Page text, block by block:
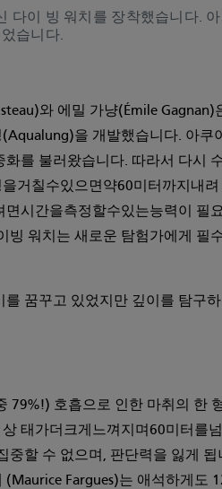
다이 빙 워치를 장착했습니다. 아
습니다.
와 에밀 가냥(Émile Gagnan)
을 개발했습니다. 아쿠
를 불러왔습니다. 따라서 다시
거칠수있으면약60미터까지내려
시간을측정할수있는능력이 필
빙 워치는 새로운 탐험가에게 필
꿈꾸고 있었지만 깊이를 탐구
79%!) 호흡으로 인한 마취의 한
태가더크게느껴지며60미터를
중할 수 없으며, 판단력을 잃게 됩
Fargues)는 애석하게도